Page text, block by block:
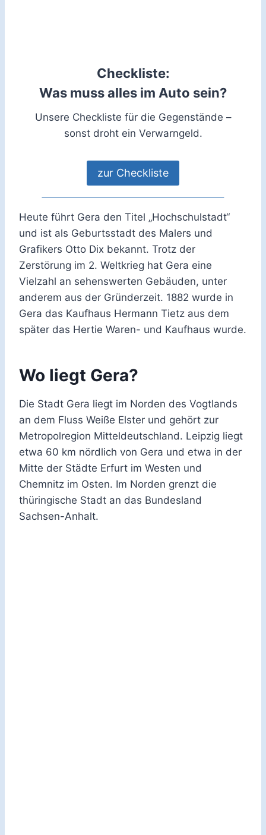
Checkliste:
Was muss alles im Auto sein?
Unsere Checkliste für die Gegenstände –
sonst droht ein Verwarngeld.
zur Checkliste
Heute führt Gera den Titel „Hochschulstadt“
und ist als Geburtsstadt des Malers und
Grafikers Otto Dix bekannt. Trotz der
Zerstörung im 2. Weltkrieg hat Gera eine
Vielzahl an sehenswerten Gebäuden, unter
anderem aus der Gründerzeit. 1882 wurde in
Gera das Kaufhaus Hermann Tietz aus dem
später das Hertie Waren- und Kaufhaus wurde.
Wo liegt Gera?
Die Stadt Gera liegt im Norden des Vogtlands
an dem Fluss Weiße Elster und gehört zur
Metropolregion Mitteldeutschland. Leipzig liegt
etwa 60 km nördlich von Gera und etwa in der
Mitte der Städte Erfurt im Westen und
Chemnitz im Osten. Im Norden grenzt die
thüringische Stadt an das Bundesland
Sachsen-Anhalt.